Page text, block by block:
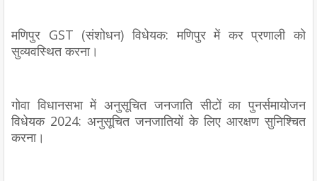
मणिपुर GST (संशोधन) विधेयक: मणिपुर में कर प्रणाली को
सुव्यवस्थित करना।
गोवा विधानसभा में अनुसूचित जनजाति सीटों का पुनर्समायोजन
विधेयक 2024: अनुसूचित जनजातियों के लिए आरक्षण सुनिश्चित
करना।